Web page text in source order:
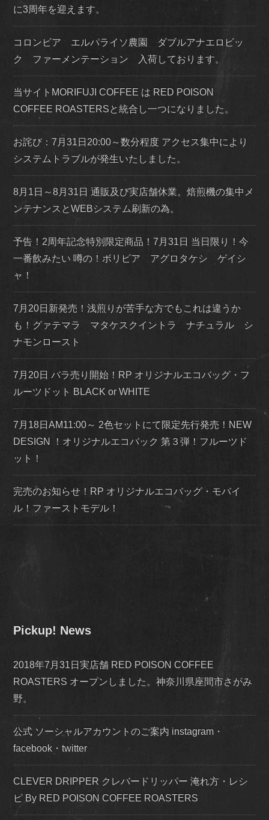
に3周年を迎えます。
コロンビア エルパライソ農園 ダブルアナエロビッ
ク ファーメンテーション 入荷しております。
当サイトMORIFUJI COFFEE は RED POISON
COFFEE ROASTERSと統合し一つになりました。
お詫び：7月31日20:00～数分程度 アクセス集中により
システムトラブルが発生いたしました。
8月1日～8月31日 通販及び実店舗休業。焙煎機の集中メ
ンテナンスとWEBシステム刷新の為。
予告！2周年記念特別限定商品！7月31日 当日限り！今
一番飲みたい 噂の！ボリビア アグロタケシ ゲイシ
ャ！
7月20日新発売！浅煎りが苦手な方でもこれは違うか
も！グァテマラ マタケスクイントラ ナチュラル シ
ナモンロースト
7月20日 バラ売り開始！RP オリジナルエコバッグ・フ
ルーツドット BLACK or WHITE
7月18日AM11:00～ 2色セットにて限定先行発売！NEW
DESIGN ！オリジナルエコバック 第３弾！フルーツド
ット！
完売のお知らせ！RP オリジナルエコバッグ・モバイ
ル！ファーストモデル！
Pickup! News
2018年7月31日実店舗 RED POISON COFFEE
ROASTERS オープンしました。神奈川県座間市さがみ
野。
公式 ソーシャルアカウントのご案内 instagram・
facebook・twitter
CLEVER DRIPPER クレバードリッパー 淹れ方・レシ
ピ By RED POISON COFFEE ROASTERS